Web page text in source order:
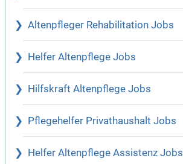
Altenpfleger Rehabilitation Jobs
Helfer Altenpflege Jobs
Hilfskraft Altenpflege Jobs
Pflegehelfer Privathaushalt Jobs
Helfer Altenpflege Assistenz Jobs